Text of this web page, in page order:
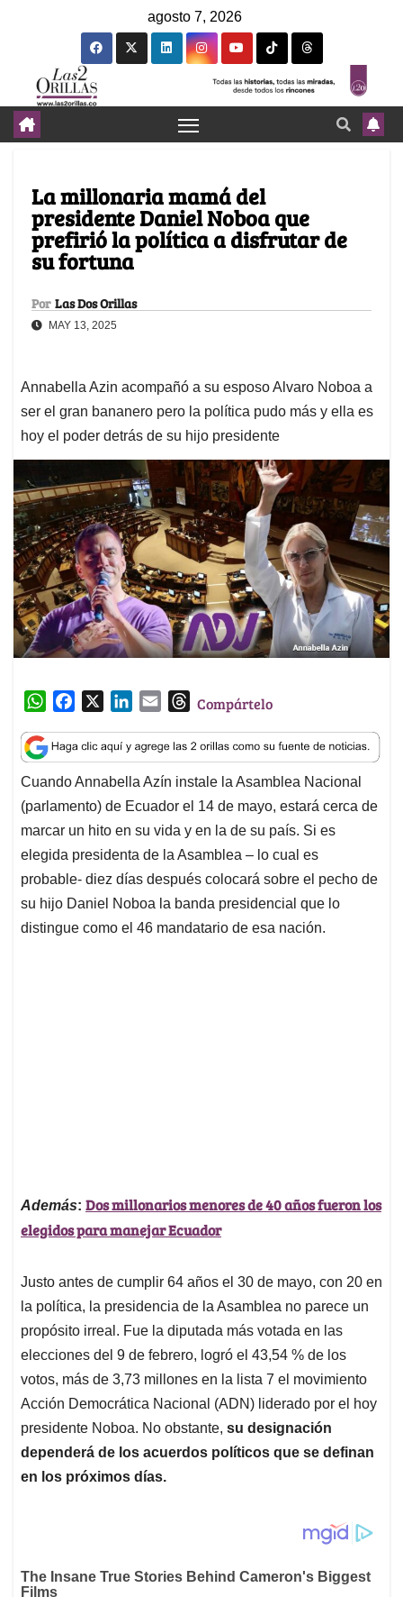
agosto 7, 2026
La millonaria mamá del
presidente Daniel Noboa que
prefirió la política a disfrutar de
su fortuna
Por Las Dos Orillas
MAY 13, 2025
Annabella Azin acompañó a su esposo Alvaro Noboa a
ser el gran bananero pero la política pudo más y ella es
hoy el poder detrás de su hijo presidente
W
a
t
s
A
p
p
c
e
b
o
o
k
n
k
e
d
I
n
a
i
l
T
r
e
a
d
s
Compártelo
Cuando Annabella Azín instale la Asamblea Nacional
(parlamento) de Ecuador el 14 de mayo, estará cerca de
marcar un hito en su vida y en la de su país. Si es
elegida presidenta de la Asamblea – lo cual es
probable- diez días después colocará sobre el pecho de
su hijo Daniel Noboa la banda presidencial que lo
distingue como el 46 mandatario de esa nación.
Además: Dos millonarios menores de 40 años fueron los
elegidos para manejar Ecuador
Justo antes de cumplir 64 años el 30 de mayo, con 20 en
la política, la presidencia de la Asamblea no parece un
propósito irreal. Fue la diputada más votada en las
elecciones del 9 de febrero, logró el 43,54 % de los
votos, más de 3,73 millones en la lista 7 el movimiento
Acción Democrática Nacional (ADN) liderado por el hoy
presidente Noboa. No obstante, su designación
dependerá de los acuerdos políticos que se definan
en los próximos días.